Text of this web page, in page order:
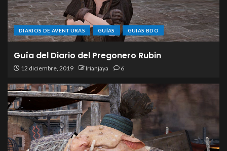
DIARIOS DE AVENTURAS GUÍAS GUIAS BDO
Guía del Diario del Pregonero Rubin
12 diciembre, 2019 Irianjaya 6